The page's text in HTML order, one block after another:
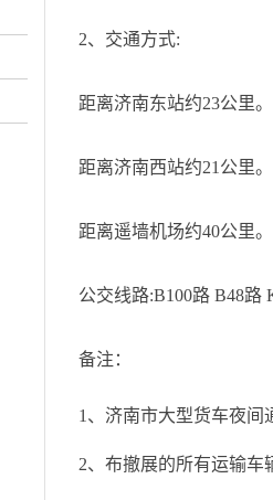
2、交通方式:
距离济南东站约23公里
距离济南西站约21公里
距离遥墙机场约40公里
公交线路:B100路 B48路
备注：
1、济南市大型货车夜间
2、布撤展的所有运输车